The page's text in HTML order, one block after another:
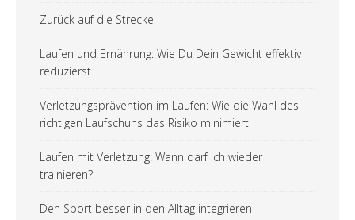
Zurück auf die Strecke
Laufen und Ernährung: Wie Du Dein Gewicht effektiv
reduzierst
Verletzungsprävention im Laufen: Wie die Wahl des
richtigen Laufschuhs das Risiko minimiert
Laufen mit Verletzung: Wann darf ich wieder
trainieren?
Den Sport besser in den Alltag integrieren